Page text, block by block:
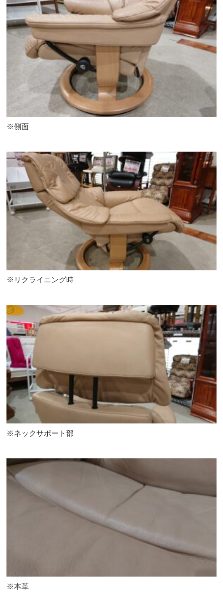
※側面
※リクライニング時
※ネックサポート部
※本革